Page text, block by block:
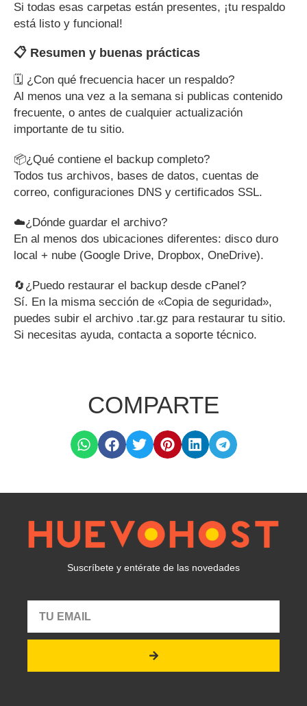
Si todas esas carpetas están presentes, ¡tu respaldo
está listo y funcional!
📋 Resumen y buenas prácticas
🗓️ ¿Con qué frecuencia hacer un respaldo?
Al menos una vez a la semana si publicas contenido
frecuente, o antes de cualquier actualización
importante de tu sitio.
📦¿Qué contiene el backup completo?
Todos tus archivos, bases de datos, cuentas de
correo, configuraciones DNS y certificados SSL.
☁️¿Dónde guardar el archivo?
En al menos dos ubicaciones diferentes: disco duro
local + nube (Google Drive, Dropbox, OneDrive).
🔄¿Puedo restaurar el backup desde cPanel?
Sí. En la misma sección de «Copia de seguridad»,
puedes subir el archivo .tar.gz para restaurar tu sitio.
Si necesitas ayuda, contacta a soporte técnico.
COMPARTE
Suscríbete y entérate de las novedades